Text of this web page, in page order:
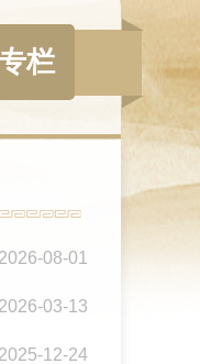
栏
2026-08-01
2026-03-13
2025-12-24